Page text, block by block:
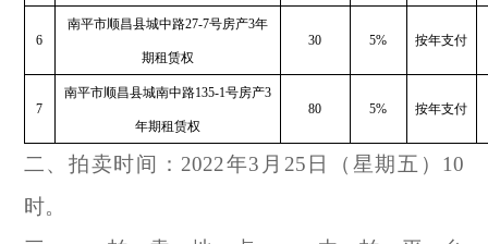
6
南平市顺昌县城中路27-7号房产3年
期租赁权
30 5% 按年支付
7
南平市顺昌县城南中路135-1号房产3
年期租赁权
80 5% 按年支付
二、拍卖时间：2022年3月25日（星期五）10
时。